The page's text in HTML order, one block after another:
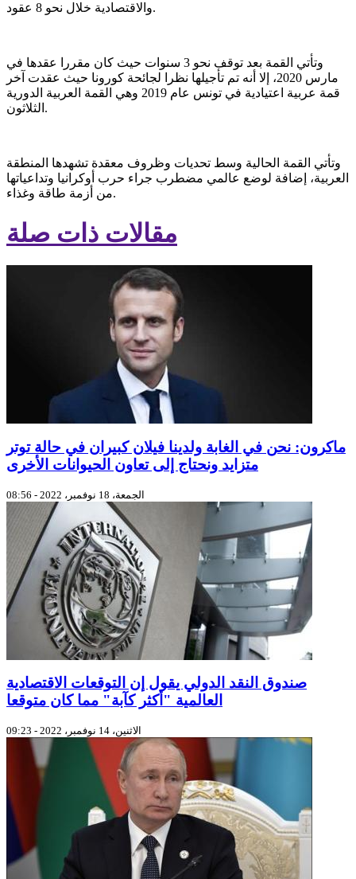
والاقتصادية خلال نحو 8 عقود.
وتأتي القمة بعد توقف نحو 3 سنوات حيث كان مقررا عقدها في
مارس 2020، إلا أنه تم تأجيلها نظرا لجائحة كورونا حيث عقدت آخر
قمة عربية اعتيادية في تونس عام 2019 وهي القمة العربية الدورية
الثلاثون.
وتأتي القمة الحالية وسط تحديات وظروف معقدة تشهدها المنطقة
العربية، إضافة لوضع عالمي مضطرب جراء حرب أوكرانيا وتداعياتها
من أزمة طاقة وغذاء.
مقالات ذات صلة
ماكرون: نحن في الغابة ولدينا فيلان كبيران في حالة توتر
متزايد ونحتاج إلى تعاون الحيوانات الأخرى
الجمعة، 18 نوفمبر، 2022 - 08:56
صندوق النقد الدولي يقول إن التوقعات الاقتصادية
العالمية "أكثر كآبة" مما كان متوقعا
الاثنين، 14 نوفمبر، 2022 - 09:23